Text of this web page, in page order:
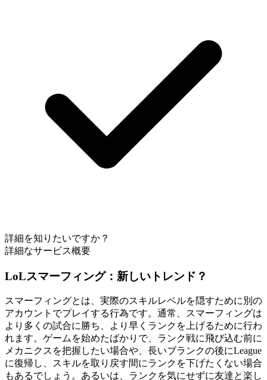
詳細を知りたいですか？
詳細なサービス概要
LoLスマーフィング：新しいトレンド？
スマーフィングとは、実際のスキルレベルを隠すために別の
アカウントでプレイする行為です。通常、スマーフィングは
より多くの試合に勝ち、より早くランクを上げるために行わ
れます。ゲームを始めたばかりで、ランク戦に飛び込む前に
メカニクスを把握したい場合や、長いブランクの後にLeague
に復帰し、スキルを取り戻す間にランクを下げたくない場合
もあるでしょう。あるいは、ランクを気にせずに友達と楽し